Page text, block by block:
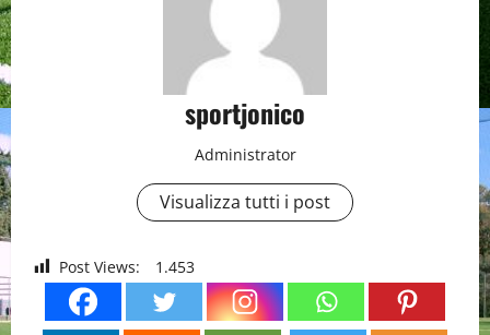
sportjonico
Administrator
Visualizza tutti i post
Post Views: 1.453